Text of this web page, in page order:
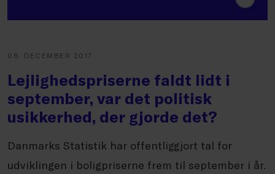
06. DECEMBER 2017
Lejlighedspriserne faldt lidt i
september, var det politisk
usikkerhed, der gjorde det?
Danmarks Statistik har offentliggjort tal for
udviklingen i boligpriserne frem til september i år.